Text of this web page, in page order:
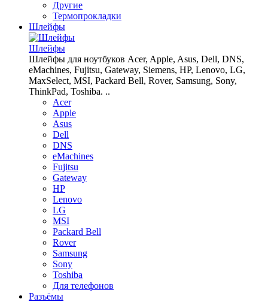
Другие
Термопрокладки
Шлейфы
Шлейфы
Шлейфы для ноутбуков Acer, Apple, Asus, Dell, DNS,
eMachines, Fujitsu, Gateway, Siemens, HP, Lenovo, LG,
MaxSelect, MSI, Packard Bell, Rover, Samsung, Sony,
ThinkPad, Toshiba. ..
Acer
Apple
Asus
Dell
DNS
eMachines
Fujitsu
Gateway
HP
Lenovo
LG
MSI
Packard Bell
Rover
Samsung
Sony
Toshiba
Для телефонов
Разъёмы